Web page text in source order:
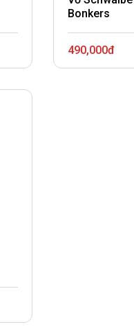
Bonkers
490,000đ